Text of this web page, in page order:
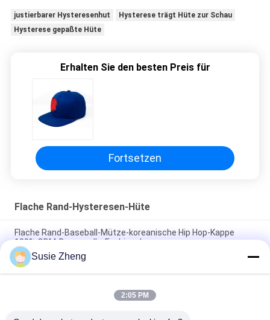
justierbarer Hysteresenhut
Hysterese trägt Hüte zur Schau
Hysterese gepaßte Hüte
Erhalten Sie den besten Preis für
Fortsetzen
Flache Rand-Hysteresen-Hüte
Flache Rand-Baseball-Mütze-koreanische Hip Hop-Kappe
100% ODM-Baumwolle-Fashional
Baumwolle flacher Bill Gorras 3D stickte Hysteresen-Hüte für
Männer
Customized Design black embroidery national flag special
Susie Zheng
2:05 PM